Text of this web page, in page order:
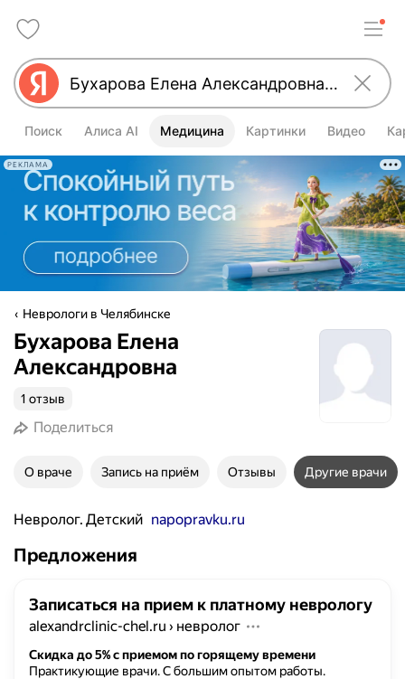
Поиск Алиса AI Медицина Картинки Видео
РЕКЛАМА
Неврологи в Челябинске
Бухарова Елена
Александровна
1 отзыв
Поделиться
О враче Запись на приём Отзывы Другие врачи
Невролог. Детский napopravku.ru
Предложения
Записаться на прием к платному неврологу
alexandrclinic-chel.ru › невролог
Скидка до 5% с приемом по горящему времени
Практикующие врачи. С большим опытом работы.